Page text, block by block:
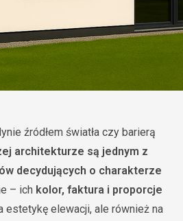
źródłem światła czy barierą
architekturze są jednym z
decydujących o charakterze
– ich kolor, faktura i proporcje
estetykę elewacji, ale również na